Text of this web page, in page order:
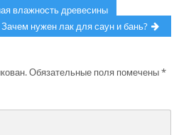
влажность древесины
Next
Зачем нужен лак для саун и бань?
Обязательные поля помечены*